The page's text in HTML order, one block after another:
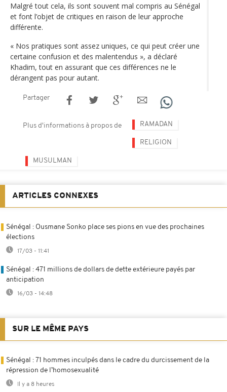
Malgré tout cela, ils sont souvent mal compris au Sénégal
et font l’objet de critiques en raison de leur approche
différente.
« Nos pratiques sont assez uniques, ce qui peut créer une
certaine confusion et des malentendus », a déclaré
Khadim, tout en assurant que ces différences ne le
dérangent pas pour autant.
Partager
Plus d'informations à propos de RAMADAN
RELIGION
MUSULMAN
ARTICLES CONNEXES
Sénégal : Ousmane Sonko place ses pions en vue des prochaines
élections
17/03 - 11:41
Sénégal : 471 millions de dollars de dette extérieure payés par
anticipation
16/03 - 14:48
SUR LE MÊME PAYS
Sénégal : 71 hommes inculpés dans le cadre du durcissement de la
répression de l’homosexualité
Il y a 8 heures